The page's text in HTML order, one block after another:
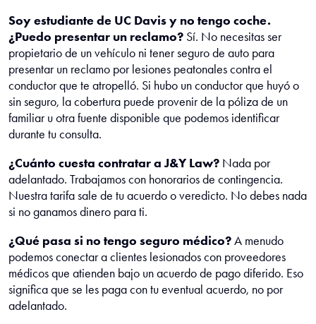
Soy estudiante de UC Davis y no tengo coche.
¿Puedo presentar un reclamo? Sí. No necesitas ser
propietario de un vehículo ni tener seguro de auto para
presentar un reclamo por lesiones peatonales contra el
conductor que te atropelló. Si hubo un conductor que huyó o
sin seguro, la cobertura puede provenir de la póliza de un
familiar u otra fuente disponible que podemos identificar
durante tu consulta.
¿Cuánto cuesta contratar a J&Y Law? Nada por
adelantado. Trabajamos con honorarios de contingencia.
Nuestra tarifa sale de tu acuerdo o veredicto. No debes nada
si no ganamos dinero para ti.
¿Qué pasa si no tengo seguro médico?A menudo
podemos conectar a clientes lesionados con proveedores
médicos que atienden bajo un acuerdo de pago diferido. Eso
significa que se les paga con tu eventual acuerdo, no por
adelantado.